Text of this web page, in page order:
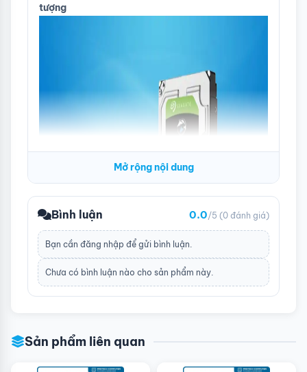
tượng
3.5 inch, cho khả năng tương thích dễ dàng với hầu hết
các dòng máy tính để bàn hiện nay. Kèm theo đó là chất
Mở rộng nội dung
Bình luận 0.0/5 (0 đánh giá)
Bạn cần đăng nhập để gửi bình luận.
Chưa có bình luận nào cho sản phẩm này.
Sản phẩm liên quan